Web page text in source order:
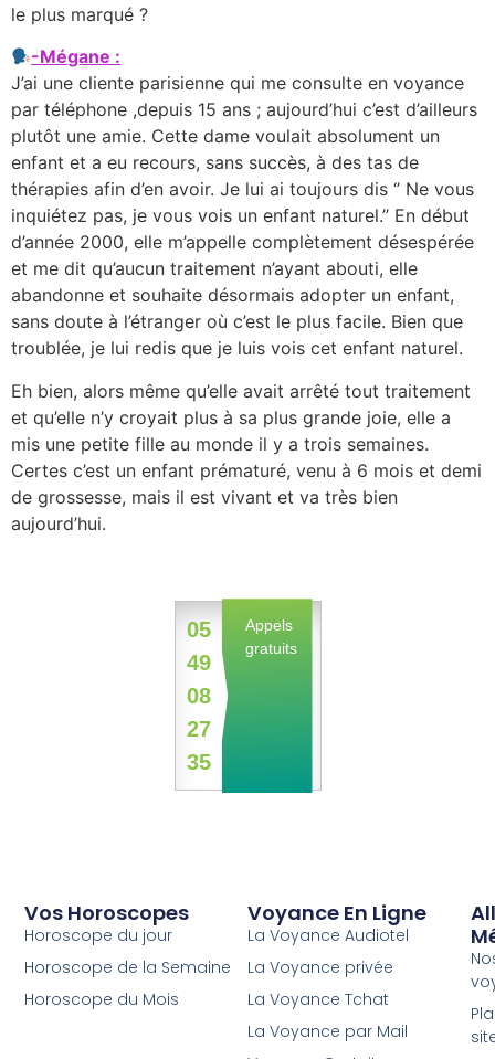
le plus marqué ?
-Mégane :
J’ai une cliente parisienne qui me consulte en voyance
par téléphone ,depuis 15 ans ; aujourd’hui c’est d’ailleurs
plutôt une amie. Cette dame voulait absolument un
enfant et a eu recours, sans succès, à des tas de
thérapies afin d’en avoir. Je lui ai toujours dis ‘’ Ne vous
inquiétez pas, je vous vois un enfant naturel.’’ En début
d’année 2000, elle m’appelle complètement désespérée
et me dit qu’aucun traitement n’ayant abouti, elle
abandonne et souhaite désormais adopter un enfant,
sans doute à l’étranger où c’est le plus facile. Bien que
troublée, je lui redis que je luis vois cet enfant naturel.
Eh bien, alors même qu’elle avait arrêté tout traitement
et qu’elle n’y croyait plus à sa plus grande joie, elle a
mis une petite fille au monde il y a trois semaines.
Certes c’est un enfant prématuré, venu à 6 mois et demi
de grossesse, mais il est vivant et va très bien
aujourd’hui.
05
49
08
27
35
Appels
gratuits
Voyance En Ligne
La Voyance Audiotel
La Voyance privée
La Voyance Tchat
La Voyance par Mail
Vos Horoscopes
Horoscope du jour
Horoscope de la Semaine
Horoscope du Mois